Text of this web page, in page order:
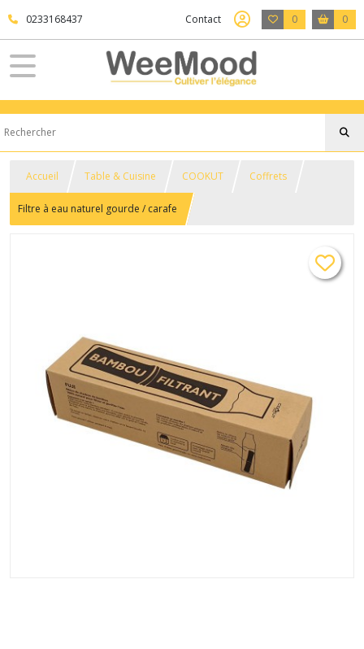
0233168437 Contact 0 0
Accueil Table & Cuisine COOKUT Coffrets
Filtre à eau naturel gourde / carafe